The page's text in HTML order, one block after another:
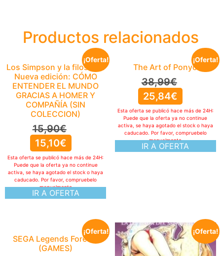
Productos relacionados
¡Oferta!
Los Simpson y la filosofía.
Nueva edición: CÓMO
ENTENDER EL MUNDO
GRACIAS A HOMER Y
COMPAÑÍA (SIN
COLECCION)
15,90€
15,10€
IR A OFERTA
Esta oferta se publicó hace más de 24H:
Puede que la oferta ya no continue
activa, se haya agotado el stock o haya
caducado. Por favor, compruebelo
manualmente
¡Oferta!
The Art of Ponyo
38,99€
25,84€
IR A OFERTA
Esta oferta se publicó hace más de 24H:
Puede que la oferta ya no continue
activa, se haya agotado el stock o haya
caducado. Por favor, compruebelo
manualmente
¡Oferta!
SEGA Legends Forever
(GAMES)
¡Oferta!